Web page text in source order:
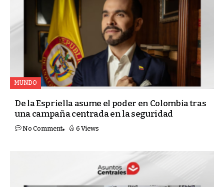
MUNDO
De la Espriella asume el poder en Colombia tras
una campaña centrada en la seguridad
No Comment 6 Views